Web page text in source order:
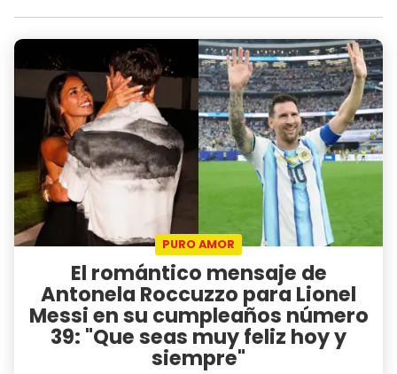
PURO AMOR
El romántico mensaje de
Antonela Roccuzzo para Lionel
Messi en su cumpleaños número
39: "Que seas muy feliz hoy y
siempre"